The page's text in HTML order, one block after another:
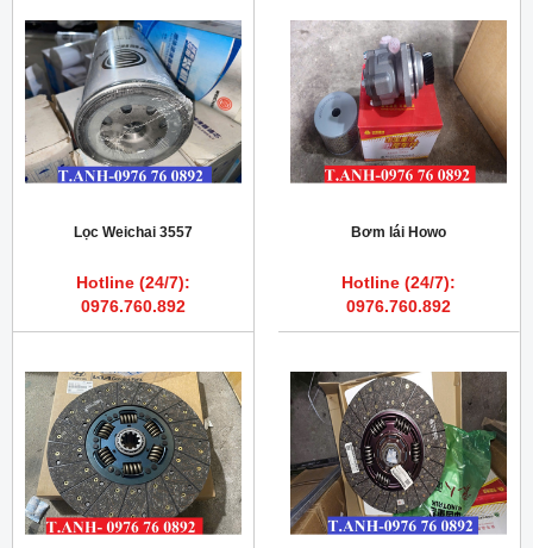
Lọc Weichai 3557
Hotline (24/7):
0976.760.892
Bơm lái Howo
Hotline (24/7):
0976.760.892